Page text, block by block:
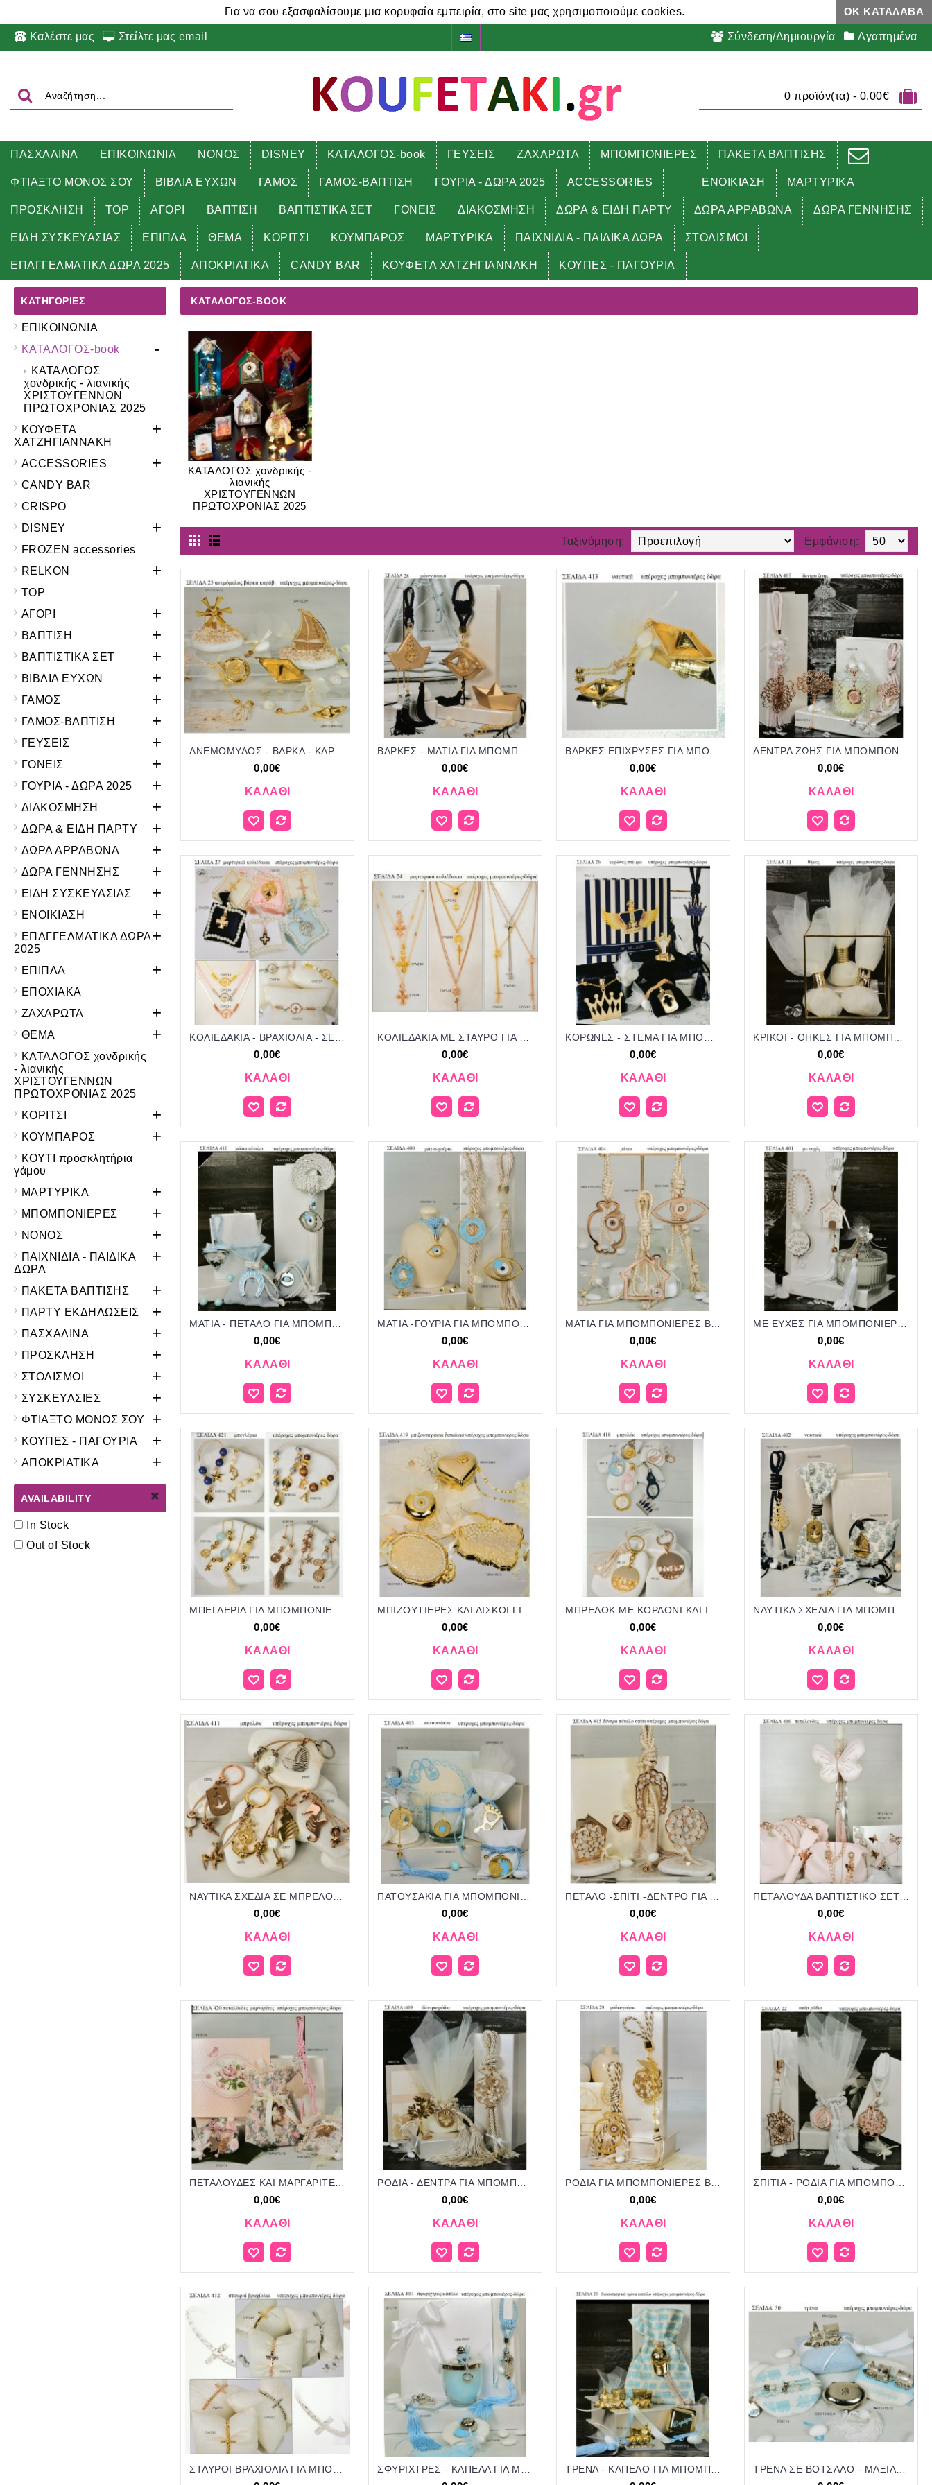
Για να σου εξασφαλίσουμε μια κορυφαία εμπειρία, στο site μας χρησιμοποιούμε cookies. ΟΚ ΚΑΤΆΛΑΒΑ
Καλέστε μας Στείλτε μας email Σύνδεση/Δημιουργία Αγαπημένα
0 προϊόν(τα) - 0,00€
ΠΑΣΧΑΛΙΝΑ ΕΠΙΚΟΙΝΩΝΙΑ ΝΟΝΟΣ DISNEY ΚΑΤΑΛΟΓΟΣ-book ΓΕΥΣΕΙΣ ΖΑΧΑΡΩΤΑ ΜΠΟΜΠΟΝΙΕΡΕΣ ΠΑΚΕΤΑ ΒΑΠΤΙΣΗΣ
ΦΤΙΑΞΤΟ ΜΟΝΟΣ ΣΟΥ ΒΙΒΛΙΑ ΕΥΧΩΝ ΓΑΜΟΣ ΓΑΜΟΣ-ΒΑΠΤΙΣΗ ΓΟΥΡΙΑ - ΔΩΡΑ 2025 ACCESSORIES ΕΝΟΙΚΙΑΣΗ ΜΑΡΤΥΡΙΚΑ
ΠΡΟΣΚΛΗΣΗ TOP ΑΓΟΡΙ ΒΑΠΤΙΣΗ ΒΑΠΤΙΣΤΙΚΑ ΣΕΤ ΓΟΝΕΙΣ ΔΙΑΚΟΣΜΗΣΗ ΔΩΡΑ & ΕΙΔΗ ΠΑΡΤΥ ΔΩΡΑ ΑΡΡΑΒΩΝΑ ΔΩΡΑ ΓΕΝΝΗΣΗΣ
ΕΙΔΗ ΣΥΣΚΕΥΑΣΙΑΣ ΕΠΙΠΛΑ ΘΕΜΑ ΚΟΡΙΤΣΙ ΚΟΥΜΠΑΡΟΣ ΜΑΡΤΥΡΙΚΑ ΠΑΙΧΝΙΔΙΑ - ΠΑΙΔΙΚΑ ΔΩΡΑ ΣΤΟΛΙΣΜΟΙ
ΕΠΑΓΓΕΛΜΑΤΙΚΑ ΔΩΡΑ 2025 ΑΠΟΚΡΙΑΤΙΚΑ CANDY BAR ΚΟΥΦΕΤΑ ΧΑΤΖΗΓΙΑΝΝΑΚΗ ΚΟΥΠΕΣ - ΠΑΓΟΥΡΙΑ
Αρχική ΚΑΤΑΛΟΓΟΣ-book
ΚΑΤΗΓΟΡΊΕΣ
ΕΠΙΚΟΙΝΩΝΙΑ
ΚΑΤΑΛΟΓΟΣ-book
-
ΚΑΤΑΛΟΓΟΣ
χονδρικής - λιανικής
ΧΡΙΣΤΟΥΓΕΝΝΩΝ
ΠΡΩΤΟΧΡΟΝΙΑΣ 2025
ΚΟΥΦΕΤΑ
ΧΑΤΖΗΓΙΑΝΝΑΚΗ
+
ACCESSORIES +
CANDY BAR
CRISPO
DISNEY
+
FROZEN accessories
RELKON
+
TOP
ΑΓΟΡΙ
+
ΒΑΠΤΙΣΗ +
ΒΑΠΤΙΣΤΙΚΑ ΣΕΤ +
ΒΙΒΛΙΑ ΕΥΧΩΝ +
ΓΑΜΟΣ +
ΓΑΜΟΣ-ΒΑΠΤΙΣΗ +
ΓΕΥΣΕΙΣ +
ΓΟΝΕΙΣ +
ΓΟΥΡΙΑ - ΔΩΡΑ 2025 +
ΔΙΑΚΟΣΜΗΣΗ +
ΔΩΡΑ & ΕΙΔΗ ΠΑΡΤΥ +
ΔΩΡΑ ΑΡΡΑΒΩΝΑ +
ΔΩΡΑ ΓΕΝΝΗΣΗΣ +
ΕΙΔΗ ΣΥΣΚΕΥΑΣΙΑΣ +
ΕΝΟΙΚΙΑΣΗ +
ΕΠΑΓΓΕΛΜΑΤΙΚΑ ΔΩΡΑ
2025
+
ΕΠΙΠΛΑ +
ΕΠΟΧΙΑΚΑ
ΖΑΧΑΡΩΤΑ
+
ΘΕΜΑ +
ΚΑΤΑΛΟΓΟΣ χονδρικής
- λιανικής
ΧΡΙΣΤΟΥΓΕΝΝΩΝ
ΠΡΩΤΟΧΡΟΝΙΑΣ 2025
ΚΟΡΙΤΣΙ
+
ΚΟΥΜΠΑΡΟΣ +
ΚΟΥΤΙ προσκλητήρια
γάμου
ΜΑΡΤΥΡΙΚΑ
+
ΜΠΟΜΠΟΝΙΕΡΕΣ +
ΝΟΝΟΣ +
ΠΑΙΧΝΙΔΙΑ - ΠΑΙΔΙΚΑ
ΔΩΡΑ
+
ΠΑΚΕΤΑ ΒΑΠΤΙΣΗΣ +
ΠΑΡΤΥ ΕΚΔΗΛΩΣΕΙΣ +
ΠΑΣΧΑΛΙΝΑ +
ΠΡΟΣΚΛΗΣΗ +
ΣΤΟΛΙΣΜΟΙ +
ΣΥΣΚΕΥΑΣΙΕΣ +
ΦΤΙΑΞΤΟ ΜΟΝΟΣ ΣΟΥ +
ΚΟΥΠΕΣ - ΠΑΓΟΥΡΙΑ +
ΑΠΟΚΡΙΑΤΙΚΑ +
AVAILABILITY
In Stock
Out of Stock
ΚΑΤΑΛΟΓΟΣ-BOOK
ΚΑΤΑΛΟΓΟΣ χονδρικής -
λιανικής
ΧΡΙΣΤΟΥΓΕΝΝΩΝ
ΠΡΩΤΟΧΡΟΝΙΑΣ 2025
Εμφάνιση:
Ταξινόμηση:
ΑΝΕΜΟΜΥΛΟΣ - ΒΑΡΚΑ - ΚΑΡΑΒΙΑ ΓΙΑ ΜΠΟΜΠΟΝΙΕΡΕΣ ΒΑΠΤΙΣΗΣ -ΓΑΜΟΥ ΔΩΡΑ ΕΟΡΤΩΝ - ΓΕΝΝΗΣΗΣ ΣΕΛΙΔΑ 25
0,00€
ΚΑΛΆΘΙ
0,00€
ΚΑΛΆΘΙ
0,00€
ΚΑΛΆΘΙ
0,00€
ΚΑΛΆΘΙ
0,00€
ΚΑΛΆΘΙ
0,00€
ΚΑΛΆΘΙ
0,00€
ΚΑΛΆΘΙ
0,00€
ΚΑΛΆΘΙ
0,00€
ΚΑΛΆΘΙ
0,00€
ΚΑΛΆΘΙ
0,00€
ΚΑΛΆΘΙ
0,00€
ΚΑΛΆΘΙ
0,00€
ΚΑΛΆΘΙ
0,00€
ΚΑΛΆΘΙ
0,00€
ΚΑΛΆΘΙ
0,00€
ΚΑΛΆΘΙ
0,00€
ΚΑΛΆΘΙ
0,00€
ΚΑΛΆΘΙ
0,00€
ΚΑΛΆΘΙ
0,00€
ΚΑΛΆΘΙ
ΠΕΤΑΛΟΥΔΕΣ ΚΑΙ ΜΑΡΓΑΡΙΤΕΣ ΓΙΑ ΜΠΟΜΠΟΝΙΕΡΕΣ ΒΑΠΤΙΣΗΣ - ΓΑΜΟΥ ΔΩΡΑ ΕΟΡΤΩΝ - ΓΕΝΝΗΣΗΣ ΣΕΛΙΔΑ 420
0,00€
ΚΑΛΆΘΙ
ΡΟΔΙΑ - ΔΕΝΤΡΑ ΓΙΑ ΜΠΟΜΠΟΝΙΕΡΕΣ ΒΑΠΤΙΣΗΣ - ΓΑΜΟΥ ΔΩΡΑ ΕΟΡΤΩΝ - ΓΕΝΝΗΣΗΣ ΣΕΛΙΔΑ 409
0,00€
ΚΑΛΆΘΙ
ΡΟΔΙΑ ΓΙΑ ΜΠΟΜΠΟΝΙΕΡΕΣ ΒΑΠΤΙΣΗΣ -ΓΑΜΟΥ ΔΩΡΑ ΕΟΡΤΩΝ - ΓΕΝΝΗΣΗΣ ΣΕΛΙΔΑ 29
0,00€
ΚΑΛΆΘΙ
ΣΠΙΤΙΑ - ΡΟΔΙΑ ΓΙΑ ΜΠΟΜΠΟΝΙΕΡΕΣ ΒΑΠΤΙΣΗΣ - ΓΑΜΟΥ ΔΩΡΑ ΕΟΡΤΩΝ - ΓΕΝΝΗΣΗΣ ΣΕΛΙΔΑ 22
0,00€
ΚΑΛΆΘΙ
ΣΤΑΥΡΟΙ ΒΡΑΧΙΟΛΙΑ ΓΙΑ ΜΠΟΜΠΟΝΙΕΡΕΣ ΒΑΠΤΙΣΗΣ ΔΩΡΑ ΕΟΡΤΩΝ - ΓΕΝΝΗΣΗΣ ΣΕΛΙΔΑ 412 ΣΦΥΡΙΧΤΡΕΣ - ΚΑΠΕΛΑ ΓΙΑ ΜΠΟΜΠΟΝΙΕΡΕΣ ΒΑΠΤΙΣΗΣ ΔΩΡΑ ΠΑΡΤΥ - ΓΕΝΝΗΣΗΣ ΣΕΛΙΔΑ 407 ΤΡΕΝΑ - ΚΑΠΕΛΟ ΓΙΑ ΜΠΟΜΠΟΝΙΕΡΕΣ ΒΑΠΤΙΣΗΣ - ΓΑΜΟΥ ΔΩΡΑ ΕΟΡΤΩΝ - ΓΕΝΝΗΣΗΣ ΣΕΛΙΔΑ 23 ΤΡΕΝΑ ΣΕ ΒΟΤΣΑΛΟ - ΜΑΞΙΛΑΡΙΑ - ΚΟΥΤΑΚΙΑ ΓΙΑ ΜΠΟΜΠΟΝΙΕΡΕΣ ΒΑΠΤΙΣΗΣ - ΔΩΡΑ ΕΟΡΤΩΝ - ΓΕΝΝΗΣΗΣ ΣΕΛΙΔΑ 30